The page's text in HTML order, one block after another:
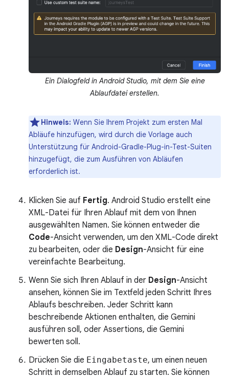
Ein Dialogfeld in Android Studio, mit dem Sie eine
Ablaufdatei erstellen.
Hinweis: Wenn Sie Ihrem Projekt zum ersten Mal
Abläufe hinzufügen, wird durch die Vorlage auch
Unterstützung für Android-Gradle-Plug-in-Test-Suiten
hinzugefügt, die zum Ausführen von Abläufen
erforderlich ist.
Klicken Sie auf Fertig. Android Studio erstellt eine
XML-Datei für Ihren Ablauf mit dem von Ihnen
ausgewählten Namen. Sie können entweder die
Code-Ansicht verwenden, um den XML-Code direkt
zu bearbeiten, oder die Design-Ansicht für eine
vereinfachte Bearbeitung.
Wenn Sie sich Ihren Ablauf in der Design-Ansicht
ansehen, können Sie im Textfeld jeden Schritt Ihres
Ablaufs beschreiben. Jeder Schritt kann
beschreibende Aktionen enthalten, die Gemini
ausführen soll, oder Assertions, die Gemini
bewerten soll.
Drücken Sie die Eingabetaste, um einen neuen
Schritt in demselben Ablauf zu starten. Sie können